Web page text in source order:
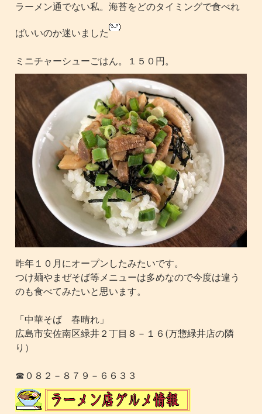
ラーメン通でない私。海苔をどのタイミングで食べれ
ばいいのか迷いました
ミニチャーシューごはん。１５０円。
昨年１０月にオープンしたみたいです。
つけ麺やまぜそば等メニューは多めなので今度は違う
のも食べてみたいと思います。
「中華そば 春晴れ」
広島市安佐南区緑井２丁目８－１６(万惣緑井店の隣
り）
☎０８２－８７９－６６３３